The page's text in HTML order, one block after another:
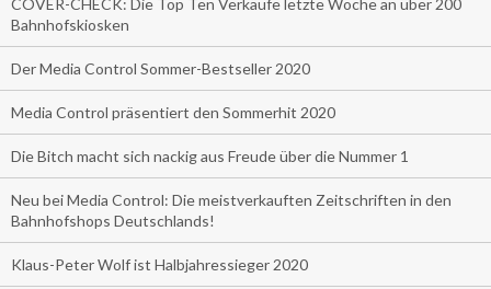
COVER-CHECK: Die Top Ten Verkäufe letzte Woche an über 200
Bahnhofskiosken
Der Media Control Sommer-Bestseller 2020
Media Control präsentiert den Sommerhit 2020
Die Bitch macht sich nackig aus Freude über die Nummer 1
Neu bei Media Control: Die meistverkauften Zeitschriften in den
Bahnhofshops Deutschlands!
Klaus-Peter Wolf ist Halbjahressieger 2020